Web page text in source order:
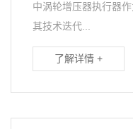
中涡轮增压器执行器
其技术迭代...
了解详情 +